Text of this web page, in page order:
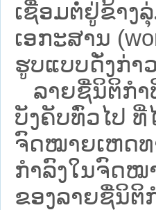
ເຊື່ອມຕໍ່ຢູ່ຂ້າງ
ເອກະສານ
ຮູບແບບດັ່ງກ່າ
ລາຍຊື່ນິຕິກຳ
ບັງຄັບທົ່ວໄປ
ຈົດໝາຍເຫດທ
ກຳລົງໃນຈົດໝ
ຂອງລາຍຊື່ນິຕິ